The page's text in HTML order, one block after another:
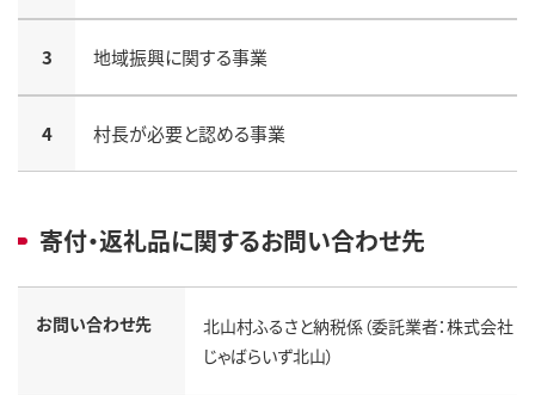
3 地域振興に関する事業
4 村長が必要と認める事業
寄付・返礼品に関するお問い合わせ先
お問い合わせ先
北山村ふるさと納税係（委託業者：株式会社
じゃばらいず北山）